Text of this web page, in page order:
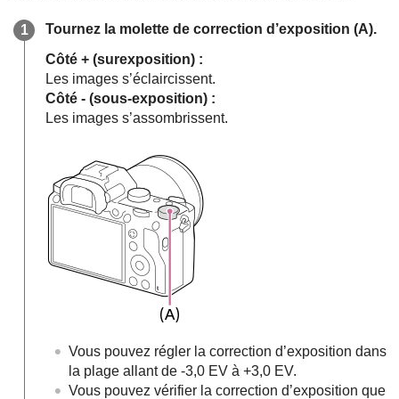
Tournez la molette de correction d’exposition (A).
Côté + (surexposition) :
Les images s’éclaircissent.
Côté - (sous-exposition) :
Les images s’assombrissent.
Vous pouvez régler la correction d’exposition dans
la plage allant de -3,0 EV à +3,0 EV.
Vous pouvez vérifier la correction d’exposition que